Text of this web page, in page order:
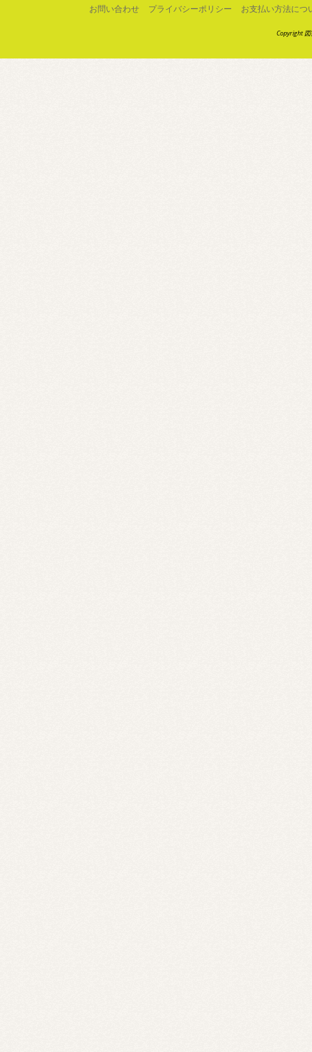
お問い合わせ プライバシーポリシー お支払い方法につ
Copyright 図